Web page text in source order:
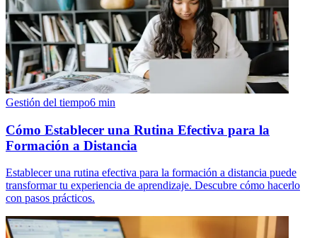
Gestión del tiempo6 min
Cómo Establecer una Rutina Efectiva para la
Formación a Distancia
Establecer una rutina efectiva para la formación a distancia puede
transformar tu experiencia de aprendizaje. Descubre cómo hacerlo
con pasos prácticos.